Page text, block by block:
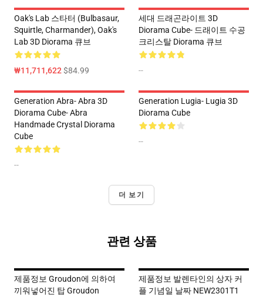
Oak's Lab 스타터 (Bulbasaur,
Squirtle, Charmander), Oak's
Lab 3D Diorama 큐브
₩11,711,622$84.99
세대 드래곤라이트 3D
Diorama Cube- 드래이트 수공
크리스탈 Diorama 큐브
--
Generation Abra- Abra 3D
Diorama Cube- Abra
Handmade Crystal Diorama
Cube
--
Generation Lugia- Lugia 3D
Diorama Cube
--
더 보기
관련 상품
제품정보 Groudon에 의하여
끼워넣어진 탑 Groudon
제품정보 발렌타인의 상자 커
플 기념일 날짜 NEW2301T1